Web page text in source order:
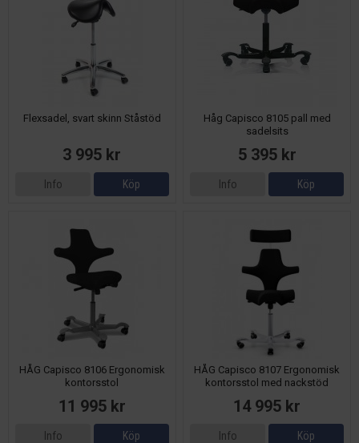
Flexsadel, svart skinn Ståstöd
3 995 kr
Info Köp
Håg Capisco 8105 pall med
sadelsits
5 395 kr
Info Köp
HÅG Capisco 8106 Ergonomisk
kontorsstol
11 995 kr
Info Köp
HÅG Capisco 8107 Ergonomisk
kontorsstol med nackstöd
14 995 kr
Info Köp